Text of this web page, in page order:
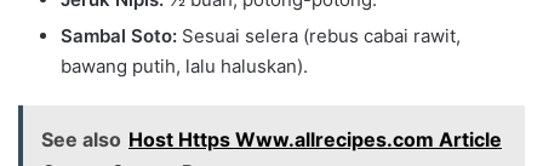
Sambal Soto: Sesuai selera (rebus cabai rawit,
bawang putih, lalu haluskan).
See also Host Https Www.allrecipes.com Article